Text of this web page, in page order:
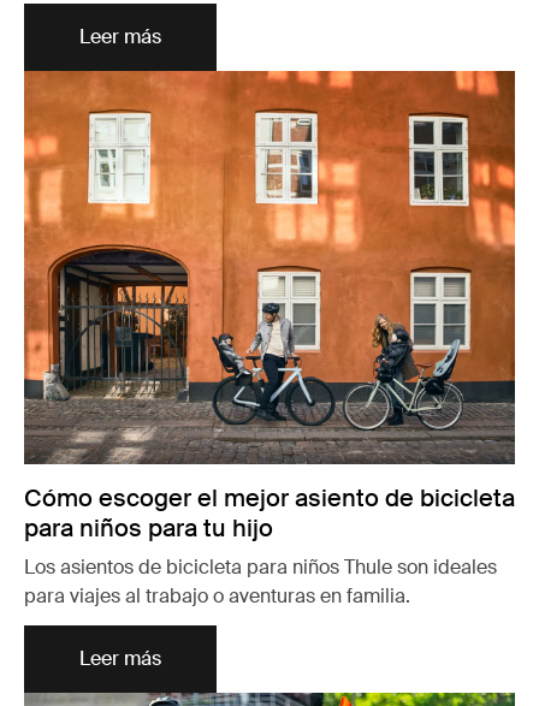
Leer más
Cómo escoger el mejor asiento de bicicleta
para niños para tu hijo
Los asientos de bicicleta para niños Thule son ideales
para viajes al trabajo o aventuras en familia.
Leer más